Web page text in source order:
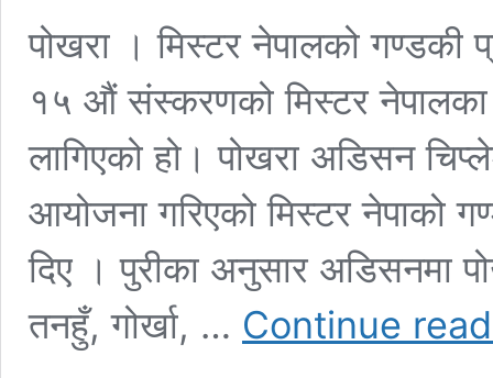
पोखरा । मिस्टर नेपालको
१५ औं संस्करणको मिस्टर नेपालका
लागिएको हो। पोखरा अडिसन
आयोजना गरिएको मिस्टर नेपाको
दिए । पुरीका अनुसार अडिसनमा
तनहुँ, गोर्खा, … Continue